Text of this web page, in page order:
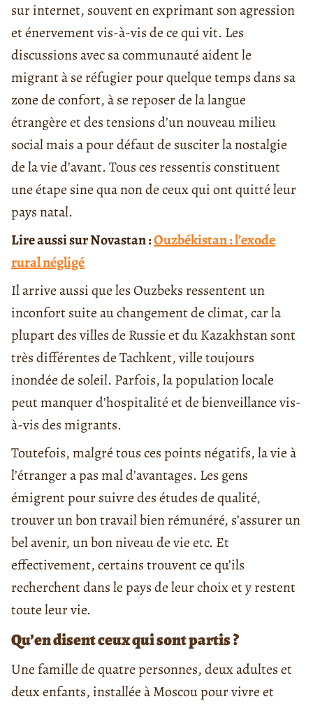
sur internet, souvent en exprimant son agression
et énervement vis-à-vis de ce qui vit. Les
discussions avec sa communauté aident le
migrant à se réfugier pour quelque temps dans sa
zone de confort, à se reposer de la langue
étrangère et des tensions d’un nouveau milieu
social mais a pour défaut de susciter la nostalgie
de la vie d’avant. Tous ces ressentis constituent
une étape sine qua non de ceux qui ont quitté leur
pays natal.
Lire aussi sur Novastan :Ouzbékistan : l’exode
rural négligé
Il arrive aussi que les Ouzbeks ressentent un
inconfort suite au changement de climat, car la
plupart des villes de Russie et du Kazakhstan sont
très différentes de Tachkent, ville toujours
inondée de soleil. Parfois, la population locale
peut manquer d’hospitalité et de bienveillance vis-
à-vis des migrants.
Toutefois, malgré tous ces points négatifs, la vie à
l’étranger a pas mal d’avantages. Les gens
émigrent pour suivre des études de qualité,
trouver un bon travail bien rémunéré, s’assurer un
bel avenir, un bon niveau de vie etc. Et
effectivement, certains trouvent ce qu’ils
recherchent dans le pays de leur choix et y restent
toute leur vie.
Qu’en disent ceux qui sont partis ?
Une famille de quatre personnes, deux adultes et
deux enfants, installée à Moscou pour vivre et